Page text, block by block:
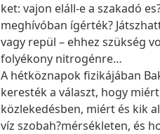
ket: vajon eláll-e a szakadó
meghívóban ígérték?
vagy repül – ehhez szükség
folyékony nitrogénre…
A hétköznapok fizikájában
keresték a választ, hogy
közlekedésben, miért és kik
víz szobah?mérsékleten, és